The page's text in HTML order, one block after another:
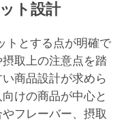
ト設計
トとする点が明確で
取上の注意点を踏
商品設計が求めら
けの商品が中心と
フレーバー、摂取